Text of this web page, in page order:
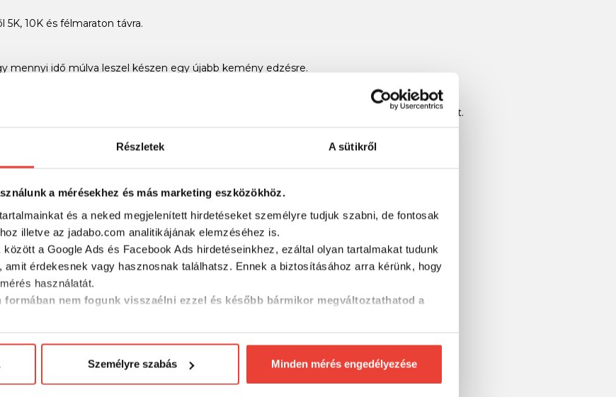
Részletek A sütikről
a mérésekhez és más marketing eszközökhöz.
és a neked megjelenített hirdetéseket személyre tudjuk szabni, de fontosak
illetve az jadabo.com analitikájának elemzéséhez is.
a Google Ads és Facebook Ads hirdetéseinkhez, ezáltal olyan tartalmakat tudunk
amit érdekesnek vagy hasznosnak találhatsz. Ennek a biztosításához arra kérünk, hogy
használatát.
formában nem fogunk visszaélni ezzel és később bármikor megváltoztathatod a
Személyre szabás Minden mérés engedélyezése
10K és félmaraton távra.
mennyi idő múlva leszel készen egy újabb kemény edzésre.
a Garmin Connect alkalmazásban - vagy szinkronozáld egy harmadik felületen azokat.
alvási szakaszaidról, alvásod minőségéről.
mikor célszerű edzened vagy pihenned.
10K, félmaraton vagy maraton esetén.
vagy terhességedet, hogy képet kapj táplálkozási és mozgási lehetőségekről.
mér, mint a futóritmus, a lépéshossz, a talajjal való érintkezési idő és még sok más.
felmérni, szíved milyen keményen dolgozik a tevékenységek során.